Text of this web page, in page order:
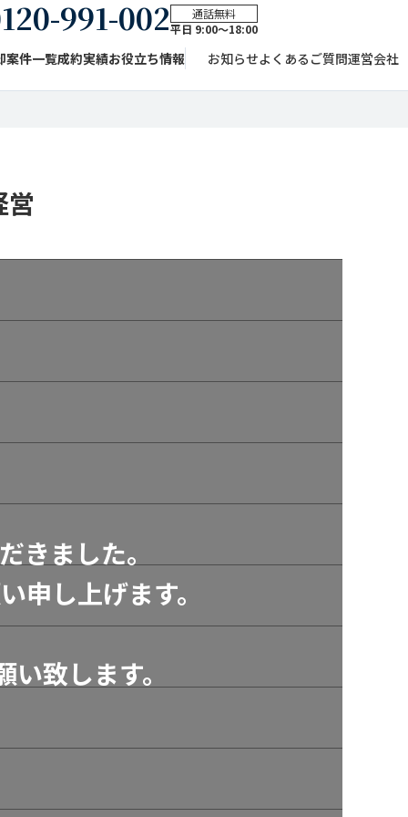
991-002
通話無料
平日 9:00〜18:00
案件一覧成約実績お役立ち情報 お知らせよくあるご質問運営会社
営
きました。
申し上げます。
致します。